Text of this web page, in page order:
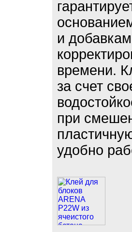
и
времени.
за счет
при
удобно